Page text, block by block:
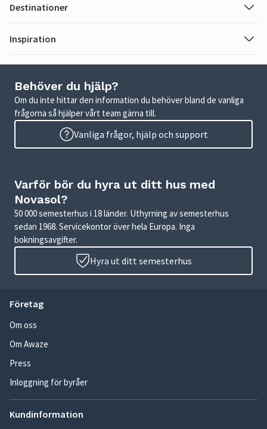
Destinationer
Inspiration
Behöver du hjälp?
Om du inte hittar den information du behöver bland de vanliga
frågorna så hjälper vårt team gärna till.
Vanliga frågor, hjälp och support
Varför bör du hyra ut ditt hus med
Novasol?
50 000 semesterhus i 18 länder. Uthyrning av semesterhus
sedan 1968. Servicekontor över hela Europa. Inga
bokningsavgifter.
Hyra ut ditt semesterhus
Företag
Om oss
Om Awaze
Press
Inloggning för byråer
Kundinformation